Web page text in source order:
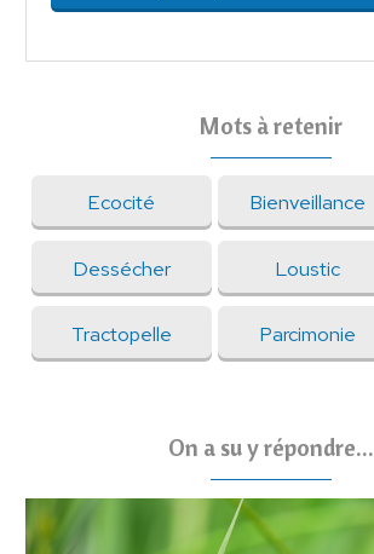
Mots à retenir
Ecocité Bienveillance
Dessécher Loustic
Tractopelle Parcimonie
On a su y répondre...